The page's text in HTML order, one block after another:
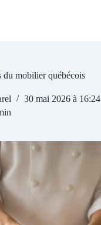
du mobilier québécois
30 mai 2026 à 16:24